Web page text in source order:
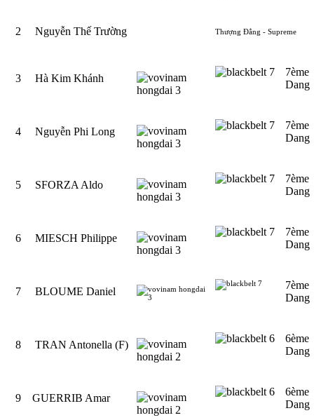
2 Nguyễn Thế Trường Thượng Đẳng - Supreme
3 Hà Kim Khánh
7ème
Dang
4 Nguyễn Phi Long
7ème
Dang
5 SFORZA Aldo
7ème
Dang
6 MIESCH Philippe
7ème
Dang
7 BLOUME Daniel
7ème
Dang
8 TRAN Antonella (F)
6ème
Dang
9 GUERRIB Amar
6ème
Dang